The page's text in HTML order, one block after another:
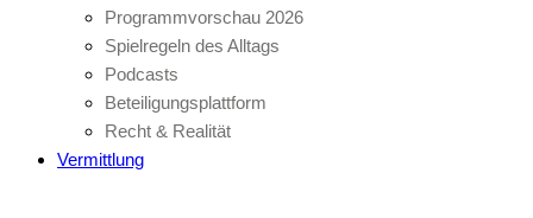
Programmvorschau 2026
Spielregeln des Alltags
Podcasts
Beteiligungsplattform
Recht & Realität
Vermittlung